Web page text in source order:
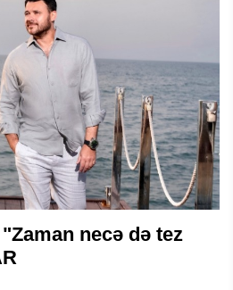
necə də tez